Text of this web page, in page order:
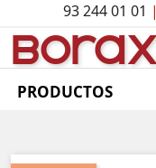
93 244 01 01 |
BOrAx
PRODUCTOS